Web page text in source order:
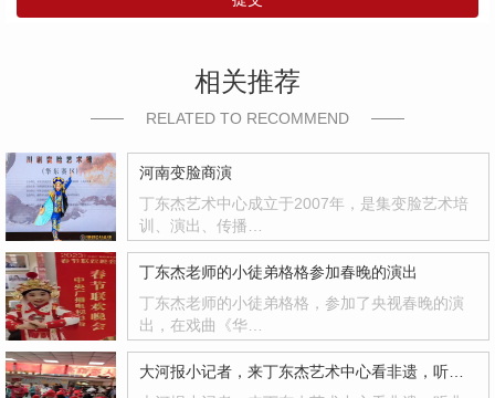
相关推荐
RELATED TO RECOMMEND
河南变脸商演
丁东杰艺术中心成立于2007年，是集变脸艺术培
训、演出、传播…
丁东杰老师的小徒弟格格参加春晚的演出
丁东杰老师的小徒弟格格，参加了央视春晚的演
出，在戏曲《华…